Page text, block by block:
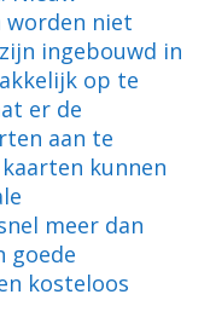
worden niet
ingebouwd in
op te
er de
aan te
kunnen
meer dan
goede
kosteloos